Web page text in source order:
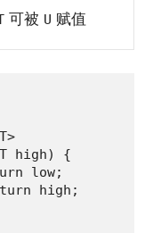
可被 U 赋值
high) {
low;
high;